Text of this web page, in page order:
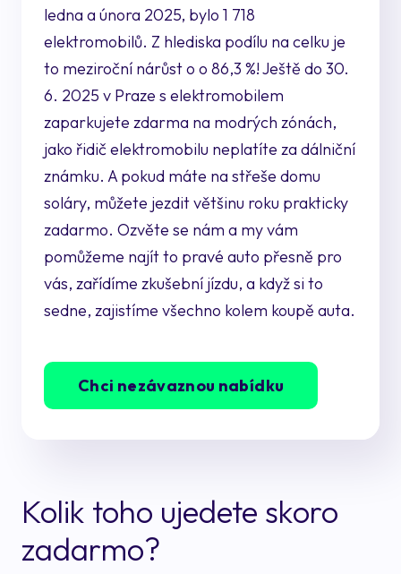
ledna a února 2025, bylo 1 718
elektromobilů. Z hlediska podílu na celku je
to meziroční nárůst o o 86,3 %! Ještě do 30.
6. 2025 v Praze s elektromobilem
zaparkujete zdarma na modrých zónách,
jako řidič elektromobilu neplatíte za dálniční
známku. A pokud máte na střeše domu
soláry, můžete jezdit většinu roku prakticky
zadarmo. Ozvěte se nám a my vám
pomůžeme najít to pravé auto přesně pro
vás, zařídíme zkušební jízdu, a když si to
sedne, zajistíme všechno kolem koupě auta.
Chci nezávaznou nabídku
Kolik toho ujedete skoro
zadarmo?